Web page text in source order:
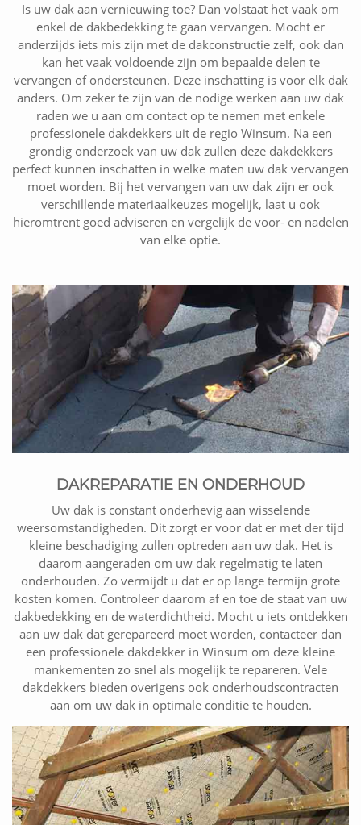
Is uw dak aan vernieuwing toe? Dan volstaat het vaak om
enkel de dakbedekking te gaan vervangen. Mocht er
anderzijds iets mis zijn met de dakconstructie zelf, ook dan
kan het vaak voldoende zijn om bepaalde delen te
vervangen of ondersteunen. Deze inschatting is voor elk dak
anders. Om zeker te zijn van de nodige werken aan uw dak
raden we u aan om contact op te nemen met enkele
professionele dakdekkers uit de regio Winsum. Na een
grondig onderzoek van uw dak zullen deze dakdekkers
perfect kunnen inschatten in welke maten uw dak vervangen
moet worden. Bij het vervangen van uw dak zijn er ook
verschillende materiaalkeuzes mogelijk, laat u ook
hieromtrent goed adviseren en vergelijk de voor- en nadelen
van elke optie.
DAKREPARATIE EN ONDERHOUD
Uw dak is constant onderhevig aan wisselende
weersomstandigheden. Dit zorgt er voor dat er met der tijd
kleine beschadiging zullen optreden aan uw dak. Het is
daarom aangeraden om uw dak regelmatig te laten
onderhouden. Zo vermijdt u dat er op lange termijn grote
kosten komen. Controleer daarom af en toe de staat van uw
dakbedekking en de waterdichtheid. Mocht u iets ontdekken
aan uw dak dat gerepareerd moet worden, contacteer dan
een professionele dakdekker in Winsum om deze kleine
mankementen zo snel als mogelijk te repareren. Vele
dakdekkers bieden overigens ook onderhoudscontracten
aan om uw dak in optimale conditie te houden.